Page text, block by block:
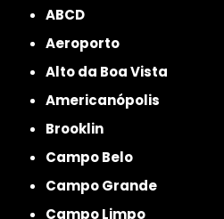
ABCD
Aeroporto
Alto da Boa Vista
Americanópolis
Brooklin
Campo Belo
Campo Grande
Campo Limpo